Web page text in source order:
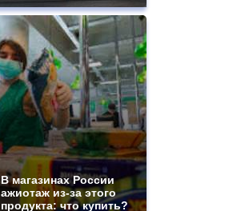
В магазинах России
ажиотаж из-за этого
продукта: что купить?